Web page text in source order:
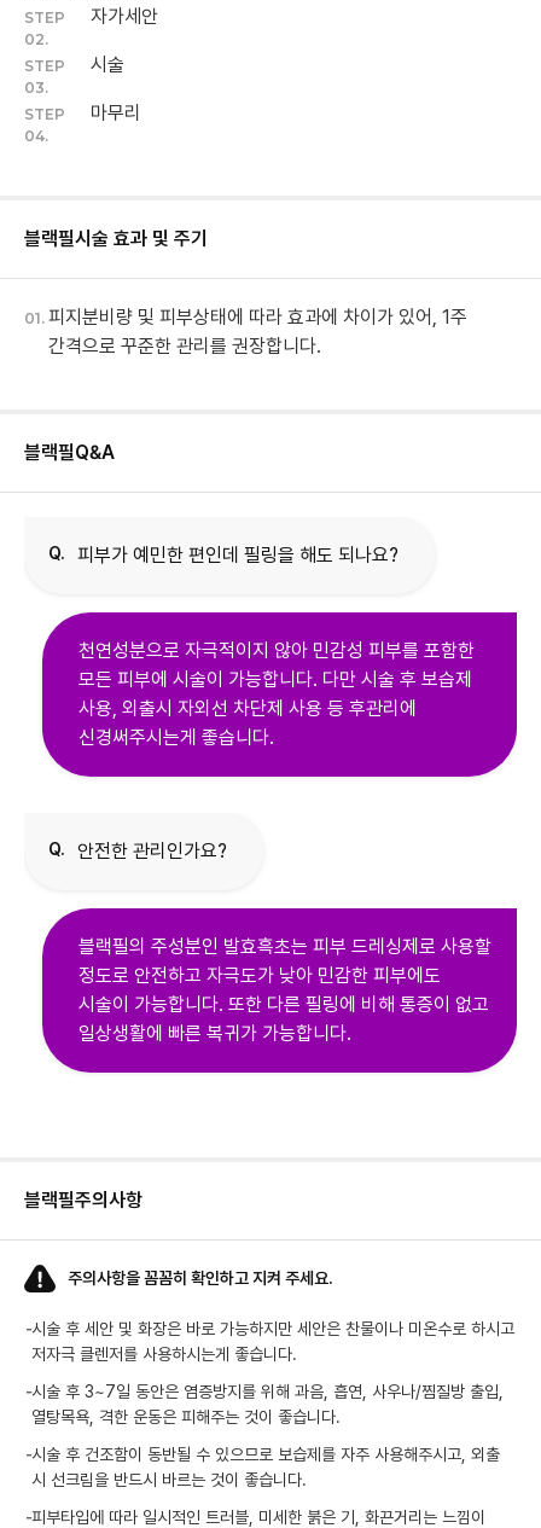
STEP
02.
자가세안
STEP
03.
시술
STEP
04.
마무리
블랙필시술 효과 및 주기
01. 피지분비량 및 피부상태에 따라 효과에 차이가 있어, 1주
간격으로 꾸준한 관리를 권장합니다.
블랙필Q&A
Q. 피부가 예민한 편인데 필링을 해도 되나요?
천연성분으로 자극적이지 않아 민감성 피부를 포함한
모든 피부에 시술이 가능합니다. 다만 시술 후 보습제
사용, 외출시 자외선 차단제 사용 등 후관리에
신경써주시는게 좋습니다.
Q. 안전한 관리인가요?
블랙필의 주성분인 발효흑초는 피부 드레싱제로 사용할
정도로 안전하고 자극도가 낮아 민감한 피부에도
시술이 가능합니다. 또한 다른 필링에 비해 통증이 없고
일상생활에 빠른 복귀가 가능합니다.
블랙필주의사항
주의사항을 꼼꼼히 확인하고 지켜 주세요.
-시술 후 세안 및 화장은 바로 가능하지만 세안은 찬물이나 미온수로 하시고
저자극 클렌저를 사용하시는게 좋습니다.
-시술 후 3~7일 동안은 염증방지를 위해 과음, 흡연, 사우나/찜질방 출입,
열탕목욕, 격한 운동은 피해주는 것이 좋습니다.
-시술 후 건조함이 동반될 수 있으므로 보습제를 자주 사용해주시고, 외출
시 선크림을 반드시 바르는 것이 좋습니다.
-피부타입에 따라 일시적인 트러블, 미세한 붉은 기, 화끈거리는 느낌이